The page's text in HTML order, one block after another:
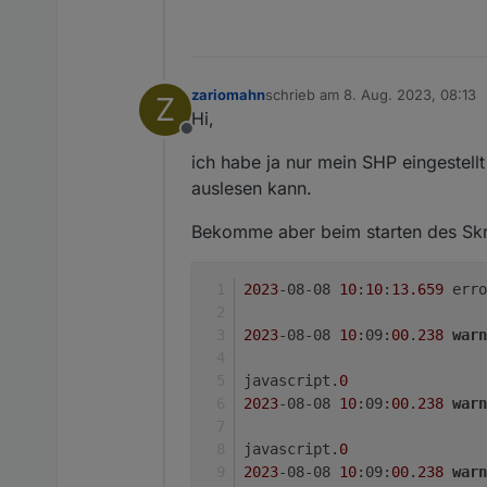
Z
Offline
zariomahnschrieb am 8. Aug. 2023, 08:13
zuletzt editiert von
Hi,
ich habe ja nur mein SHP
auslesen kann.
Bekomme aber beim starten des
2023-08-08 10: 10: 13.659
2023-08-08 10:09: 00. 238 warn
javascript. 0
2023-08-08 10:09: 00. 238 warn
javascript. 0
2023-08-08 10:09: 00. 238 warn